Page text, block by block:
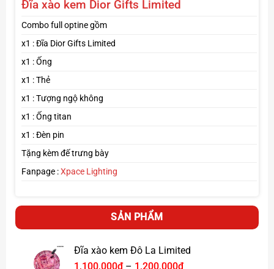
————————–
Lưu ý : Đĩa có 2 size
Size nhỏ : 21 x 21cm
————————
Xem thêm các mẫu đĩa, phụ kiện khác
Fanpage :
#diaxaokem #diaxaoke #noinaucom #diaphihanhgia
Đĩa xào kem Dior Gifts Limited
Combo full optine gồm
x1 : Đĩa Dior Gifts Limited
x1 : Ống
x1 : Thẻ
x1 : Tượng ngộ không
x1 : Ống titan
x1 : Đèn pin
Tặng kèm đế trưng bày
Fanpage :Xpace Lighting
SẢN PHẨM
Đĩa xào kem Đô La Limited
1,100,000₫ – 1,200,000₫Khoảng